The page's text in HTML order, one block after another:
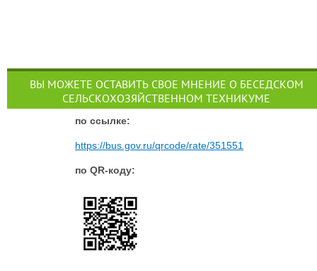
ВЫ МОЖЕТЕ ОСТАВИТЬ СВОЕ МНЕНИЕ О БЕСЕДСКОМ
СЕЛЬСКОХОЗЯЙСТВЕННОМ ТЕХНИКУМЕ
по ссылке:
https://bus.gov.ru/qrcode/rate/351551
по QR-коду: